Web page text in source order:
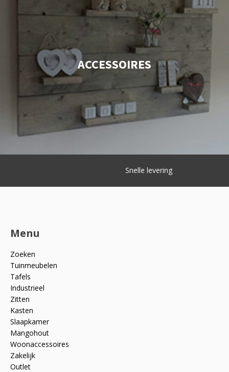
ACCESSOIRES
Snelle levering
Menu
Zoeken
Tuinmeubelen
Tafels
Industrieel
Zitten
Kasten
Slaapkamer
Mangohout
Woonaccessoires
Zakelijk
Outlet